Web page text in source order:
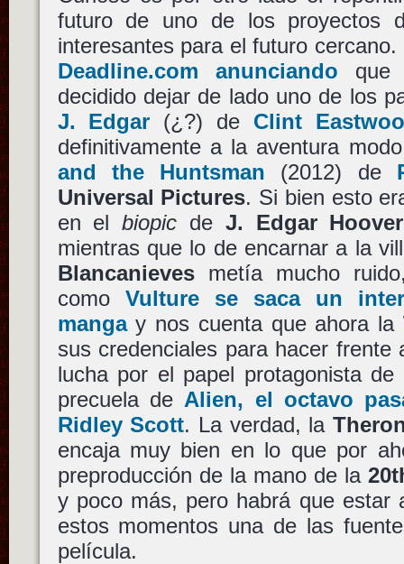
futuro de uno de los proyectos
interesantes para el futuro
Deadline.com anunciando
decidido dejar de lado uno de los
J. Edgar (¿?) de Clint
definitivamente a la aventura
and the Huntsman (2012) de
Universal Pictures. Si bien esto
en elbiopic de J. Edgar Hoover
mientras que lo de encarnar a la
Blancanievesmetía mucho
como Vulture se saca un
mangay nos cuenta que ahora la
sus credenciales para hacer
lucha por el papel protagonista de
precuela de Alien, el octavo
Ridley Scott. La verdad, la
encaja muy bien en lo que por
preproducción de la mano de la
y poco más, pero habrá que
estos momentos una de las
película.